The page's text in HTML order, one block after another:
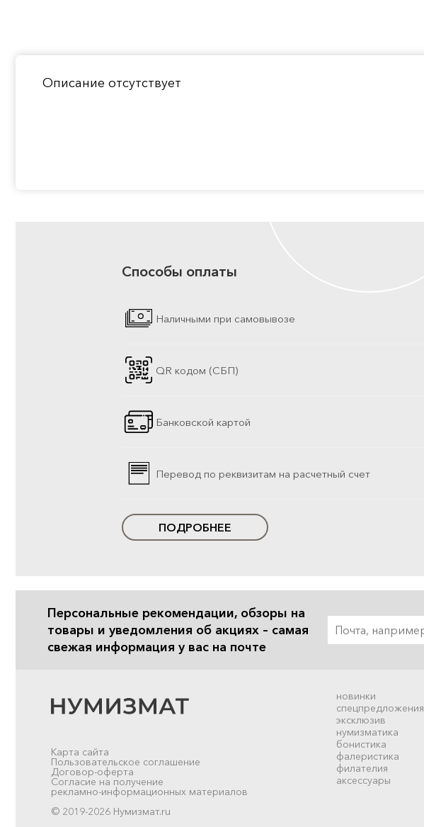
Описание отсутствует
Способы оплаты
Наличными при самовывозе
QR кодом (СБП)
Банковской картой
Перевод по реквизитам на расчетный счет
ПОДРОБНЕЕ
Персональные рекомендации, обзоры на
товары и уведомления об акциях – самая
свежая информация у вас на почте
новинки
спецпредложения
эксклюзив
нумизматика
бонистика
фалеристика
филателия
аксессуары
Карта сайта
Пользовательское соглашение
Договор-оферта
Согласие на получение
рекламно-информационных материалов
© 2019-2026 Нумизмат.ru